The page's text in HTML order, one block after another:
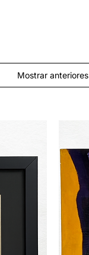
Mostrar anteriores